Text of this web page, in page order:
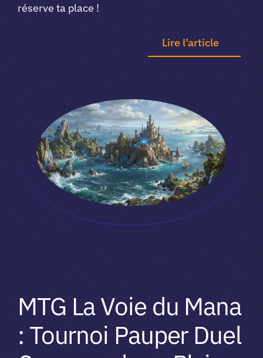
réserve ta place !
Lire l’article
MTG La Voie du Mana
: Tournoi Pauper Duel